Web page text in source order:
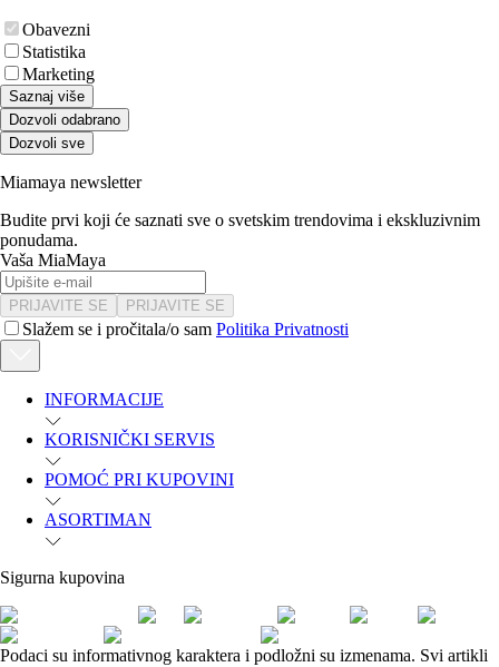
Obavezni
Statistika
Marketing
Saznaj više
Dozvoli odabrano
Dozvoli sve
Miamaya newsletter
Budite prvi koji će saznati sve o svetskim trendovima i ekskluzivnim
ponudama.
Vaša MiaMaya
PRIJAVITE SE PRIJAVITE SE
Slažem se i pročitala/o sam Politika Privatnosti
INFORMACIJE
KORISNIČKI SERVIS
POMOĆ PRI KUPOVINI
ASORTIMAN
Sigurna kupovina
Podaci su informativnog karaktera i podložni su izmenama. Svi artikli